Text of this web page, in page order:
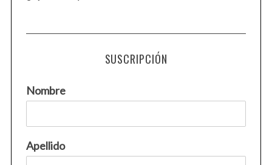
SUSCRIPCIÓN
Nombre
Apellido
: